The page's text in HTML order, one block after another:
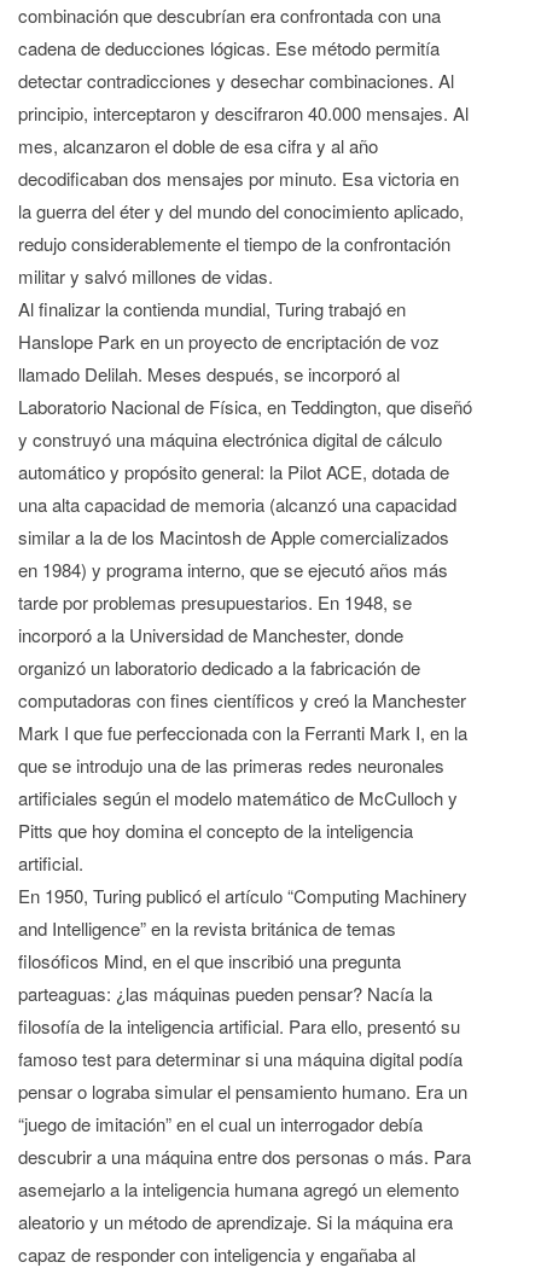
combinación que descubrían era confrontada con una
cadena de deducciones lógicas. Ese método permitía
detectar contradicciones y desechar combinaciones. Al
principio, interceptaron y descifraron 40.000 mensajes. Al
mes, alcanzaron el doble de esa cifra y al año
decodificaban dos mensajes por minuto. Esa victoria en
la guerra del éter y del mundo del conocimiento aplicado,
redujo considerablemente el tiempo de la confrontación
militar y salvó millones de vidas.
Al finalizar la contienda mundial, Turing trabajó en
Hanslope Park en un proyecto de encriptación de voz
llamado Delilah. Meses después, se incorporó al
Laboratorio Nacional de Física, en Teddington, que diseñó
y construyó una máquina electrónica digital de cálculo
automático y propósito general: la Pilot ACE, dotada de
una alta capacidad de memoria (alcanzó una capacidad
similar a la de los Macintosh de Apple comercializados
en 1984) y programa interno, que se ejecutó años más
tarde por problemas presupuestarios. En 1948, se
incorporó a la Universidad de Manchester, donde
organizó un laboratorio dedicado a la fabricación de
computadoras con fines científicos y creó la Manchester
Mark I que fue perfeccionada con la Ferranti Mark I, en la
que se introdujo una de las primeras redes neuronales
artificiales según el modelo matemático de McCulloch y
Pitts que hoy domina el concepto de la inteligencia
artificial.
En 1950, Turing publicó el artículo “Computing Machinery
and Intelligence” en la revista británica de temas
filosóficos Mind, en el que inscribió una pregunta
parteaguas: ¿las máquinas pueden pensar? Nacía la
filosofía de la inteligencia artificial. Para ello, presentó su
famoso test para determinar si una máquina digital podía
pensar o lograba simular el pensamiento humano. Era un
“juego de imitación” en el cual un interrogador debía
descubrir a una máquina entre dos personas o más. Para
asemejarlo a la inteligencia humana agregó un elemento
aleatorio y un método de aprendizaje. Si la máquina era
capaz de responder con inteligencia y engañaba al